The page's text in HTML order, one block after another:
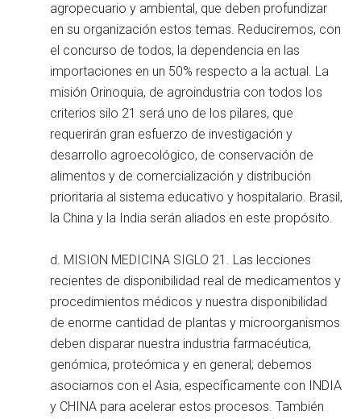
agropecuario y ambiental, que deben profundizar
en su organización estos temas. Reduciremos, con
el concurso de todos, la dependencia en las
importaciones en un 50% respecto a la actual. La
misión Orinoquia, de agroindustria con todos los
criterios silo 21 será uno de los pilares, que
requerirán gran esfuerzo de investigación y
desarrollo agroecológico, de conservación de
alimentos y de comercialización y distribución
prioritaria al sistema educativo y hospitalario. Brasil,
la China y la India serán aliados en este propósito.
d. MISION MEDICINA SIGLO 21. Las lecciones
recientes de disponibilidad real de medicamentos y
procedimientos médicos y nuestra disponibilidad
de enorme cantidad de plantas y microorganismos
deben disparar nuestra industria farmacéutica,
genómica, proteómica y en general; debemos
asociarnos con el Asia, específicamente con INDIA
y CHINA para acelerar estos procesos. También